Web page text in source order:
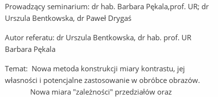
Prowadzący seminarium: dr hab. Barbara Pękala,prof. UR; dr
Urszula Bentkowska, dr Paweł Drygaś
Autor referatu: dr Urszula Bentkowska, dr hab. prof. UR
Barbara Pękala
Temat: Nowa metoda konstrukcji miary kontrastu, jej
własności i potencjalne zastosowanie w obróbce obrazów.
Nowa miara "zależności" przedziałów oraz